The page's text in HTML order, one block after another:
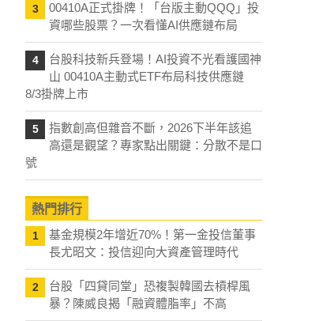
3
00410A正式掛牌！「台版主動QQQ」投
資哪些股票？一次看懂AI供應鏈布局
4
台股科技新兵登場！AI投資不光看護國神
山 00410A主動式ETF布局科技供應鏈
8/3掛牌上市
5
指數創高但雜音不斷，2026下半年該追
高還是觀望？專家點出關鍵：分散不是口
號
熱門排行
1
基金規模2年增近70%！第一金投信董事
長尤昭文：投信迎向大資產管理時代
2
台股「四貸同堂」恐複製韓國去槓桿風
暴？陳威良揭「融資體脂率」不高